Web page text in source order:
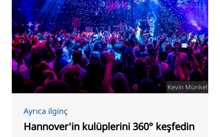
Kevin Münkel
Ayrıca ilginç
Hannover'in kulüplerini 360° keşfedin